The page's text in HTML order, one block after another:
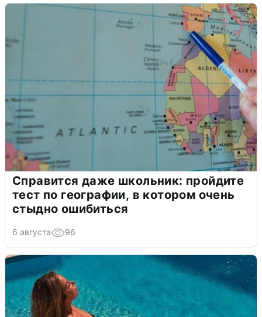
Справится даже школьник: пройдите
тест по географии, в котором очень
стыдно ошибиться
6 августа 96